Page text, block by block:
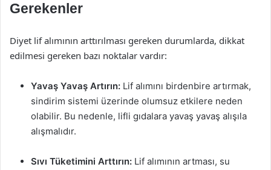
Gerekenler
Diyet lif alımının arttırılması gereken durumlarda, dikkat
edilmesi gereken bazı noktalar vardır:
Yavaş Yavaş Artırın: Lif alımını birdenbire artırmak,
sindirim sistemi üzerinde olumsuz etkilere neden
olabilir. Bu nedenle, lifli gıdalara yavaş yavaş alışıla
alışmalıdır.
Sıvı Tüketimini Arttırın: Lif alımının artması, su